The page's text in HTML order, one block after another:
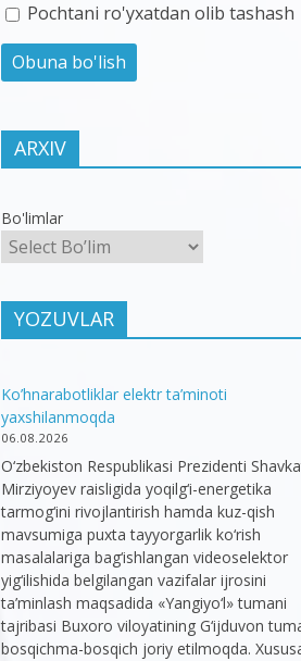
Pochtani ro'yxatdan olib tashash
ARXIV
Bo'limlar
YOZUVLAR
Ko’hnarabotliklar elektr ta’minoti
yaxshilanmoqda
06.08.2026
O‘zbekiston Respublikasi Prezidenti
Mirziyoyev raisligida yoqilg‘i-energetika
tarmog‘ini rivojlantirish hamda kuz-qish
mavsumiga puxta tayyorgarlik ko‘rish
masalalariga bag‘ishlangan videoselektor
yig‘ilishida belgilangan vazifalar ijrosini
ta’minlash maqsadida «Yangiyo‘l» tumani
tajribasi Buxoro viloyatining G‘ijduvon
bosqichma-bosqich joriy etilmoqda.